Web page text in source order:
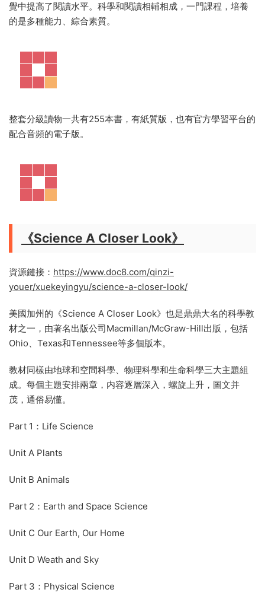
覺中提高了閱讀水平。科學和閱讀相輔相成，一門課程，培養
的是多種能力、綜合素質。
整套分級讀物一共有255本書，有紙質版，也有官方學習平台的
配合音頻的電子版。
《Science A Closer Look》
資源鏈接： https://www.doc8.com/qinzi-
youer/xuekeyingyu/science-a-closer-look/
美國加州的《Science A Closer Look》也是鼎鼎大名的科學教
材之一，由著名出版公司Macmillan/McGraw-Hill出版，包括
Ohio、Texas和Tennessee等多個版本。
教材同樣由地球和空間科學、物理科學和生命科學三大主題組
成。每個主題安排兩章，内容逐層深入，螺旋上升，圖文并
茂，通俗易懂。
Part 1：Life Science
Unit A Plants
Unit B Animals
Part 2：Earth and Space Science
Unit C Our Earth, Our Home
Unit D Weath and Sky
Part 3：Physical Science